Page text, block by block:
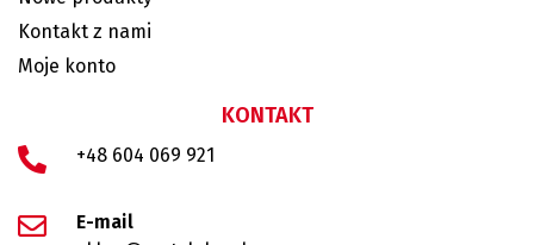
Kontakt z nami
Moje konto
KONTAKT
+48 604 069 921
E-mail